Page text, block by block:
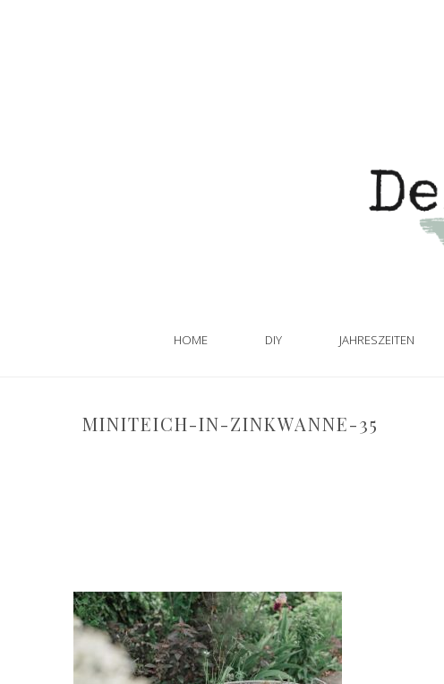
HOME DIY JAHRESZEITEN
MINITEICH-IN-ZINKWANNE-35